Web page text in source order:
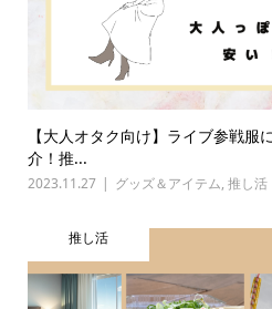
【大人オタク向け】ライブ参戦服
介！推...
2023.11.27 グッズ＆アイテム, 推し活
推し活